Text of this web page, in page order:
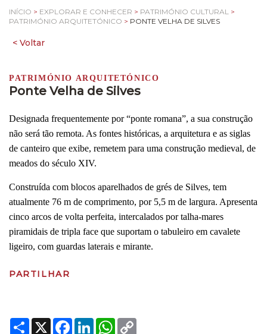
INÍCIO > EXPLORAR E CONHECER > PATRIMÓNIO CULTURAL >
PATRIMÓNIO ARQUITETÓNICO > PONTE VELHA DE SILVES
PATRIMÓNIO ARQUITETÓNICO
Ponte Velha de Silves
Designada frequentemente por “ponte romana”, a sua construção
não será tão remota. As fontes históricas, a arquitetura e as siglas
de canteiro que exibe, remetem para uma construção medieval, de
meados do século XIV.
Construída com blocos aparelhados de grés de Silves, tem
atualmente 76 m de comprimento, por 5,5 m de largura. Apresenta
cinco arcos de volta perfeita, intercalados por talha-mares
piramidais de tripla face que suportam o tabuleiro em cavalete
ligeiro, com guardas laterais e mirante.
PARTILHAR
Share
X Facebook
LinkedInWhatsApp